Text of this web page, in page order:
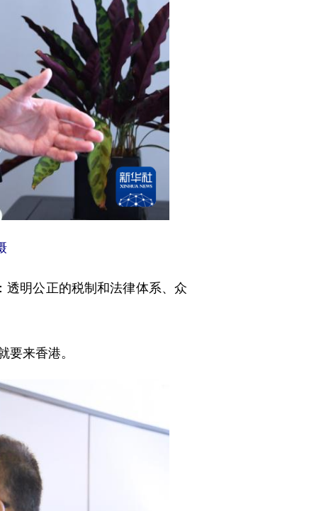
明公正的税制和法律体系、众
来香港。